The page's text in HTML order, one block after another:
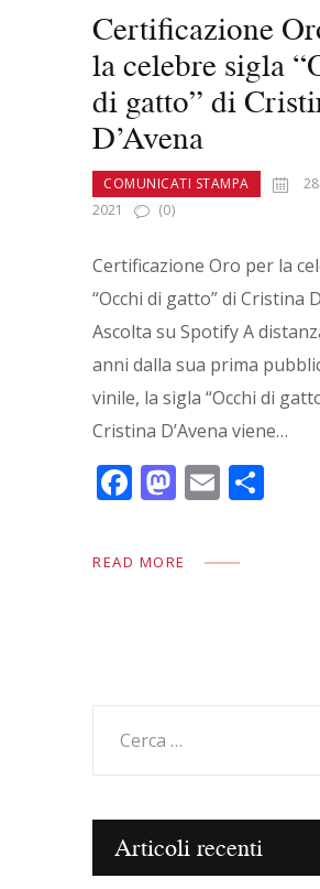
Certificazione
la celebre sigla
di gatto” di
D’Avena
COMUNICATI STAMPA
2021
(0)
Certificazione Oro per la
“Occhi di gatto” di Cristina
Ascolta su Spotify A
anni dalla sua prima
vinile, la sigla “Occhi di
Cristina D’Avena viene…
F
e
M
to
E
ai
READ MORE
per:
Articoli recenti